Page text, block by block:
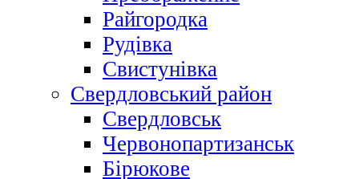
Райгородка
Рудівка
Свистунівка
Свердловський район
Свердловськ
Червонопартизанськ
Бірюкове